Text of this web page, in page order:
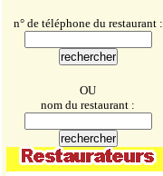
n° de téléphone du restaurant :
OU
nom du restaurant :